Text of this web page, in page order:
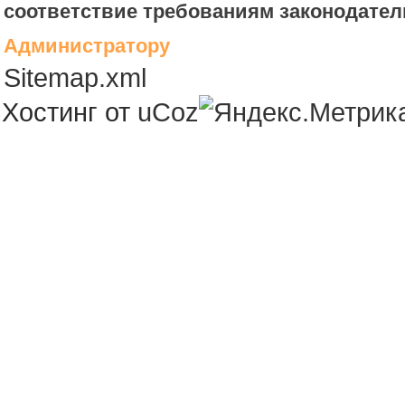
соответствие требованиям
Администратору
Sitemap.xml
Хостинг от uCoz